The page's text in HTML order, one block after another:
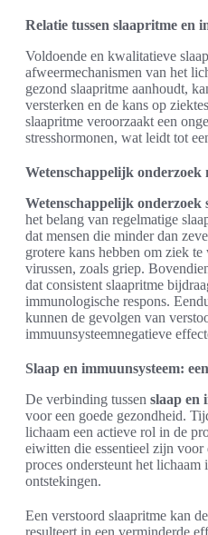
Relatie tussen slaapritme en
Voldoende en kwalitatieve
afweermechanismen van het
gezond slaapritme aanhoudt,
versterken en de kans op
slaapritme veroorzaakt een
stresshormonen, wat leidt tot
Wetenschappelijk
Wetenschappelijk onderzoek
het belang van regelmatige
dat mensen die minder dan
grotere kans hebben om ziek
virussen, zoals griep.
dat consistent slaapritme
immunologische respons.
kunnen de gevolgen van
immuunsysteemnegatieve
Slaap en immuunsysteem:
De verbinding tussen slaap en
voor een goede gezondheid.
lichaam een actieve rol in de
eiwitten die essentieel zijn
proces ondersteunt het lichaam
ontstekingen.
Een verstoord slaapritme kan